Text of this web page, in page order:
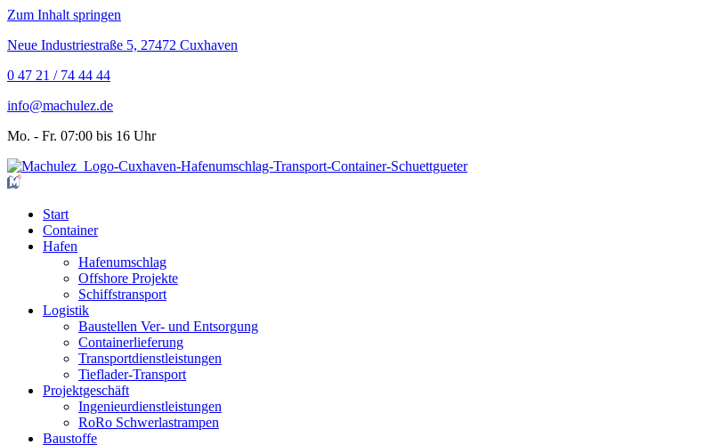
Zum Inhalt springen
Neue Industriestraße 5, 27472 Cuxhaven
0 47 21 / 74 44 44
info@machulez.de
Mo. - Fr. 07:00 bis 16 Uhr
Start
Container
Hafen
Hafenumschlag
Offshore Projekte
Schiffstransport
Logistik
Baustellen Ver- und Entsorgung
Containerlieferung
Transportdienstleistungen
Tieflader-Transport
Projektgeschäft
Ingenieurdienstleistungen
RoRo Schwerlastrampen
Baustoffe